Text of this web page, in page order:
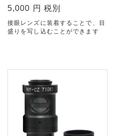
5,000 円 税別
接眼レンズに装着することで、目
盛りを写し込むことができます